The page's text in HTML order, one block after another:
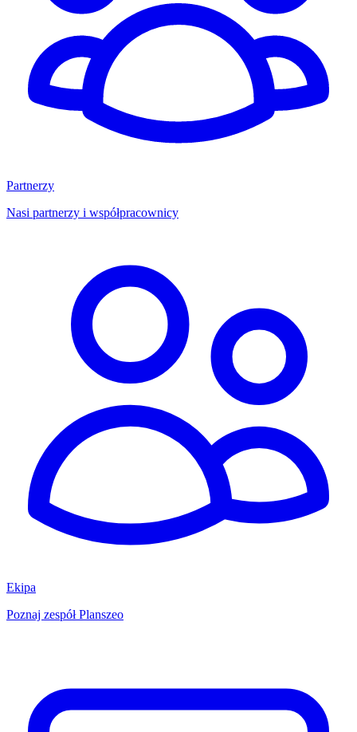
Partnerzy
Nasi partnerzy i współpracownicy
Ekipa
Poznaj zespół Planszeo